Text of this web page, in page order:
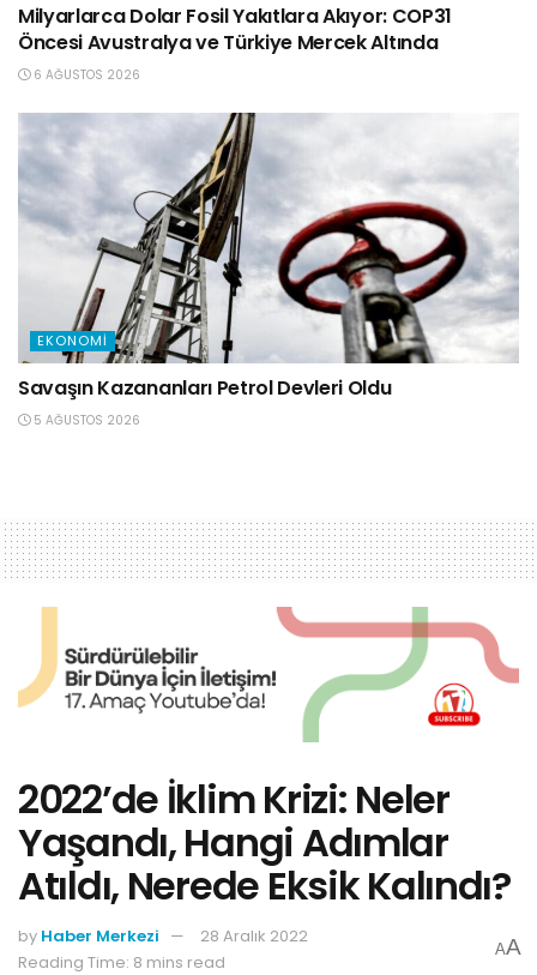
Milyarlarca Dolar Fosil Yakıtlara Akıyor: COP31
Öncesi Avustralya ve Türkiye Mercek Altında
6 AĞUSTOS 2026
EKONOMI
Savaşın Kazananları Petrol Devleri Oldu
5 AĞUSTOS 2026
2022’de İklim Krizi: Neler
Yaşandı, Hangi Adımlar
Atıldı, Nerede Eksik Kalındı?
by Haber Merkezi
28 Aralık 2022
Reading Time: 8 mins read
AA